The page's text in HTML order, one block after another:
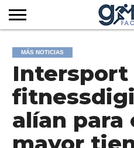
REVISTA
GYM
FACTORY
CLUB
DE
SOCIOS
EMPRESAS
DEL
SECTOR
SERVICIOS
AUDIOVISUALES
MÁS
NOTICIAS
SUSCRIPCIÓN
MÁS NOTICIAS
Intersport
alían para